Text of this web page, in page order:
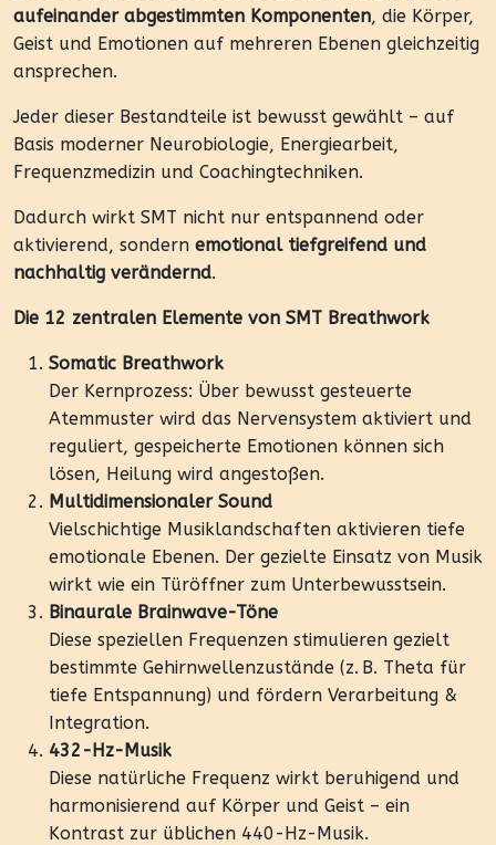
aufeinander abgestimmten Komponenten, die Körper,
Geist und Emotionen auf mehreren Ebenen gleichzeitig
ansprechen.
Jeder dieser Bestandteile ist bewusst gewählt – auf
Basis moderner Neurobiologie, Energiearbeit,
Frequenzmedizin und Coachingtechniken.
Dadurch wirkt SMT nicht nur entspannend oder
aktivierend, sondern emotional tiefgreifend und
nachhaltig verändernd.
Die 12 zentralen Elemente von SMT Breathwork
Somatic Breathwork
Der Kernprozess: Über bewusst gesteuerte
Atemmuster wird das Nervensystem aktiviert und
reguliert, gespeicherte Emotionen können sich
lösen, Heilung wird angestoßen.
Multidimensionaler Sound
Vielschichtige Musiklandschaften aktivieren tiefe
emotionale Ebenen. Der gezielte Einsatz von Musik
wirkt wie ein Türöffner zum Unterbewusstsein.
Binaurale Brainwave-Töne
Diese speziellen Frequenzen stimulieren gezielt
bestimmte Gehirnwellenzustände (z. B. Theta für
tiefe Entspannung) und fördern Verarbeitung &
Integration.
432-Hz-Musik
Diese natürliche Frequenz wirkt beruhigend und
harmonisierend auf Körper und Geist – ein
Kontrast zur üblichen 440-Hz-Musik.